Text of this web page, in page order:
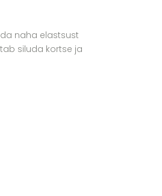
naha elastsust
siluda kortse ja